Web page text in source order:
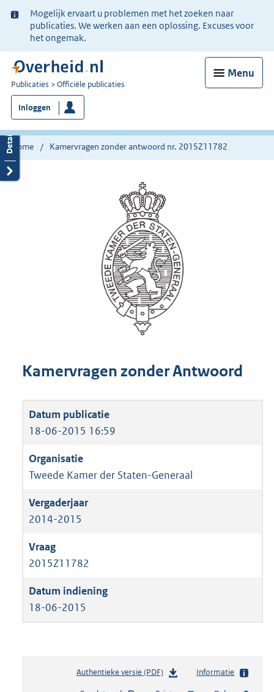
Ter
informatie:
Mogelijk ervaart u problemen met het zoeken naar
publicaties. We werken aan een oplossing. Excuses voor
het ongemak.
Menu
U
bent
nu
hier:
Publicaties Officiële publicaties
Inloggen
Home Kamervragen zonder antwoord nr. 2015Z11782
Kamervragen zonder Antwoord
18-06-2015 16:59
Tweede Kamer der Staten-Generaal
2014-2015
2015Z11782
18-06-2015
Authentieke versie (PDF)b
Informatie